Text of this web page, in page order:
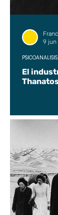
El
PSICOANÁLISIS
9 jun